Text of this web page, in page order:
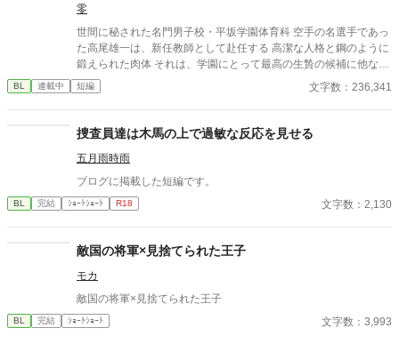
零
世間に秘された名門男子校・平坂学園体育科 空手の名選手であっ
た高尾雄一は、新任教師として赴任する 高潔な人格と鋼のように
鍛えられた肉体 それは、学園にとって最高の生贄の候補に他なら
なかった 至高の筋肉を持つ、精神を削られ意志をなくした青年を
太古の神に捧げるため、“水”、“風”、“土”の信奉者達が暗躍する 意
校で繰り広げられるダークファンタジー
BL 連載中 短編 文字数：236,341
捜査員達は木馬の上で過敏な反応を見せる
五月雨時雨
ブログに掲載した短編です。
BL 完結 ｼｮｰﾄｼｮｰﾄ R18 文字数：2,130
敵国の将軍×見捨てられた王子
モカ
敵国の将軍×見捨てられた王子
BL 完結 ｼｮｰﾄｼｮｰﾄ 文字数：3,993